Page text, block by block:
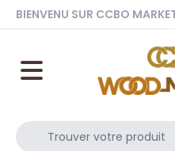
BIENVENU SUR CCBO